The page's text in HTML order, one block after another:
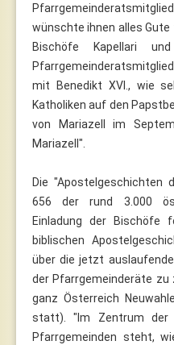
wünschte ihnen alles
Bischöfe Kapellari
mit Benedikt XVI., wie
Katholiken auf den
von Mariazell im
Mariazell".
Die "Apostelgeschichten
656 der rund 3.000
Einladung der Bischöfe
biblischen
über die jetzt
der Pfarrgemeinderäte zu
ganz Österreich
statt). "Im Zentrum der
Pfarrgemeinden steht,